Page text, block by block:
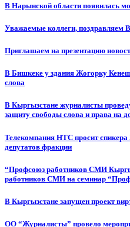
В Нарынской области появилась
Уважаемые коллеги, поздравляем
Приглашаем на презентацию
В Бишкеке у здания Жогорку
слова
В Кыргызстане журналисты
защиту свободы слова и права на
Телекомпания НТС просит
депутатов фракции
“Профсоюз работников СМИ
работников СМИ на семинар
В Кыргызстане запущен проект
ОО “Журналисты” провело